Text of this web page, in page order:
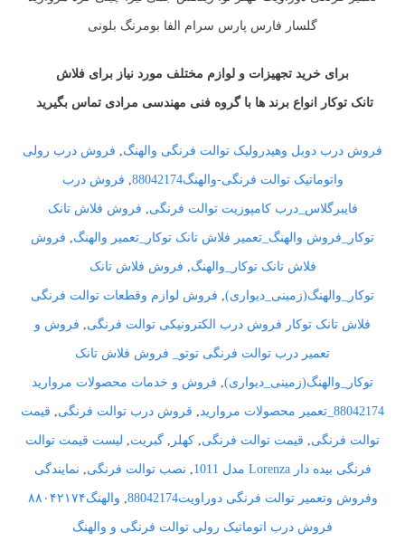
گلسار فارس پارس سرام الفا بومرنگ بلونی
برای خرید تجهیزات و لوازم مختلف مورد نیاز برای فلاش
تانک توکار انواع برند ها با گروه فنی مهندسی مرادی تماس بگیرید
فروش درب دوبل وهیدرولیک توالت فرنگی والهنگ, فروش درب رولی
واتوماتیک توالت فرنگی-والهنگ88042174 , فروش درب
فایبرگلاس_درب کامپوزیت توالت فرنگی, فروش فلاش تانک
توکار_فروش والهنگ_تعمیر فلاش تانک توکار_تعمیر والهنگ, فروش
فلاش تانک توکار_والهنگ, فروش فلاش تانک
توکار_والهنگ(زمینی_دیواری), فروش لوازم وقطعات توالت فرنگی
فلاش تانک توکار فروش درب الکترونیکی توالت فرنگی, فروش و
تعمیر درب توالت فرنگی توتو_ فروش فلاش تانک
توکار_والهنگ(زمینی_دیواری), فروش و خدمات محصولات مروارید
88042174_تعمیر محصولات مروارید , قروش درب توالت فرنگی, قیمت
توالت فرنگی, قیمت توالت فرنگی, کهلر , گبریت, لیست قیمت توالت
فرنگی بیده دار Lorenza مدل 1011 , نصب توالت فرنگی, نمایندگی
وفروش وتعمیر توالت فرنگی دوراویت88042174 , والهنگ۸۸۰۴۲۱۷۴
فروش درب اتوماتیک رولی توالت فرنگی و والهنگ